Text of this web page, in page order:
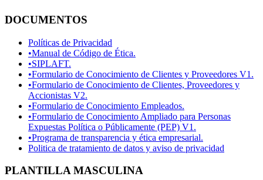
DOCUMENTOS
Políticas de Privacidad
•Manual de Código de Ética.
•SIPLAFT.
•Formulario de Conocimiento de Clientes y Proveedores V1.
•Formulario de Conocimiento de Clientes, Proveedores y
Accionistas V2.
•Formulario de Conocimiento Empleados.
•Formulario de Conocimiento Ampliado para Personas
Expuestas Política o Públicamente (PEP) V1.
•Programa de transparencia y ética empresarial.
Politica de tratamiento de datos y aviso de privacidad
PLANTILLA MASCULINA